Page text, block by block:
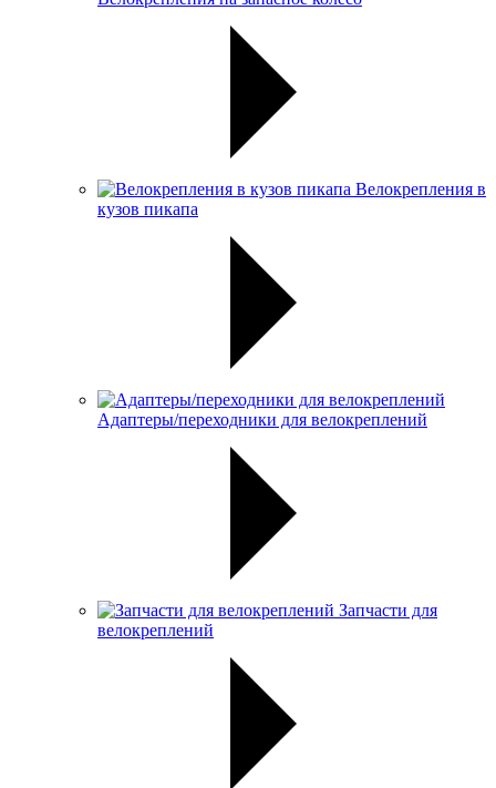
Велокрепления в
кузов пикапа
Адаптеры/переходники для велокреплений
Запчасти для
велокреплений